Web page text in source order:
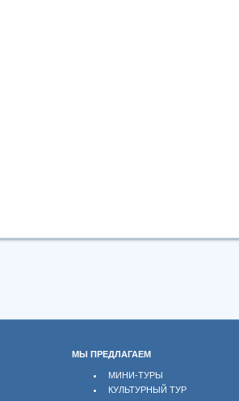
МЫ ПРЕДЛАГАЕМ
МИНИ-ТУРЫ
КУЛЬТУРНЫЙ ТУР